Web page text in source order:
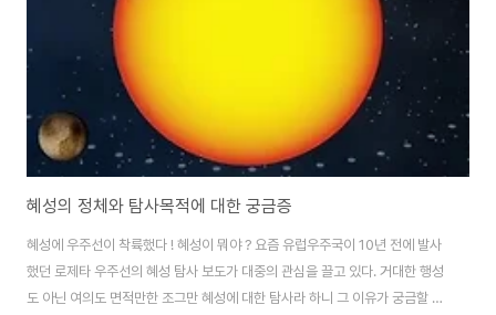
혜성의 정체와 탐사목적에 대한 궁금증
혜성에 우주선이 착륙했다 ! 혜성이 뭐야 ? 요즘 유럽우주국이 10년 전에 발사
했던 로제타 우주선의 혜성 탐사 보도가 대중의 관심을 끌고 있다. 거대한 행성
도 아닌 여의도 면적만한 조그만 혜성에 대한 탐사라 하니 그 이유가 궁금할 수